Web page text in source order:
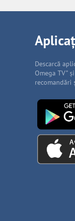
Descarcă
Omega TV”
recomandări